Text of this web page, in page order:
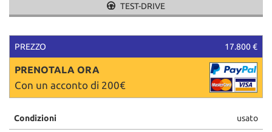
TEST-DRIVE
PREZZO 17.800 €
PRENOTALA ORA
Con un acconto di 200€
Condizioni usato
di
descritte.
Per
maggiori
informazioni
sull'utilità
sul